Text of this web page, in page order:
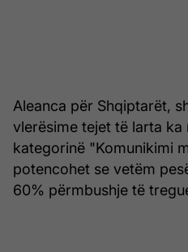
Aleanca për Shqiptarët,
vlerësime tejet të larta ka
kategorinë "Komunikimi
potencohet se vetëm
60% përmbushje të